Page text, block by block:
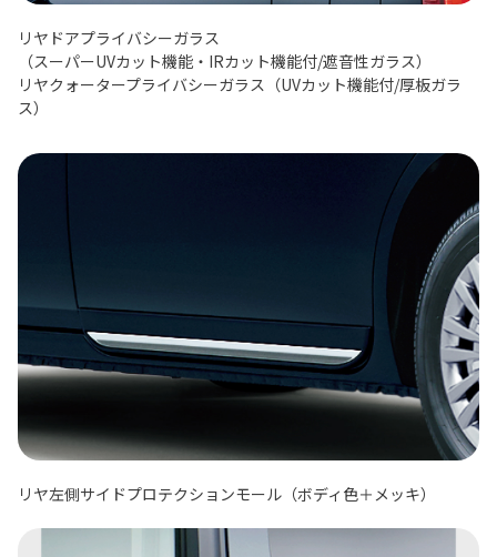
リヤドアプライバシーガラス
（スーパーUVカット機能・IRカット機能付/遮音性ガラス）
リヤクォータープライバシーガラス（UVカット機能付/厚板ガラ
ス）
リヤ左側サイドプロテクションモール（ボディ色＋メッキ）